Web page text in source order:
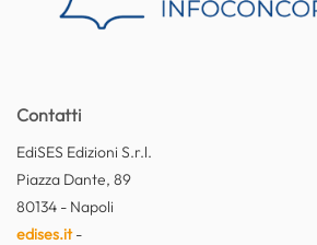
Contatti
EdiSES Edizioni S.r.l.
Piazza Dante, 89
80134 - Napoli
edises.it-